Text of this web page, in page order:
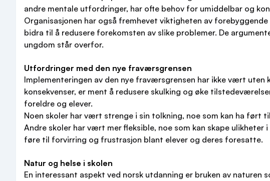
andre mentale utfordringer, har ofte behov for umiddelbar og
Organisasjonen har også fremhevet viktigheten av
bidra til å redusere forekomsten av slike problemer. De
ungdom står overfor.
Utfordringer med den nye fraværsgrensen
Implementeringen av den nye fraværsgrensen har ikke vært
konsekvenser, er ment å redusere skulking og øke
foreldre og elever.
Noen skoler har vært strenge i sin tolkning, noe som kan ha ført
Andre skoler har vært mer fleksible, noe som kan skape ulikheter
føre til forvirring og frustrasjon blant elever og deres foresatte.
Natur og helse i skolen
En interessant aspekt ved norsk utdanning er bruken av